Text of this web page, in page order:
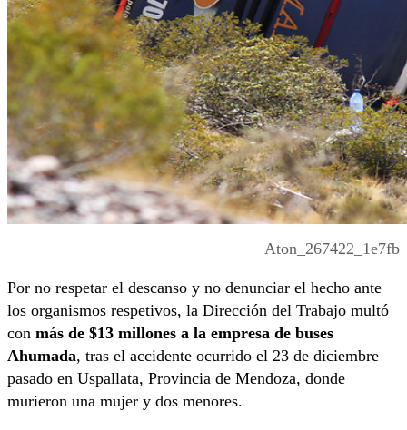
Aton_267422_1e7fb
Por no respetar el descanso y no denunciar el hecho ante
los organismos respetivos, la Dirección del Trabajo multó
con más de $13 millones a la empresa de buses
Ahumada, tras el accidente ocurrido el 23 de diciembre
pasado en Uspallata, Provincia de Mendoza, donde
murieron una mujer y dos menores.